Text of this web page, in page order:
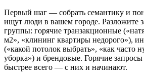
Первый шаг — собрать семантику и
ищут люди в вашем городе. Разложите
группы: горячие транзакционные
м2», «клининг квартиры недорого»),
(«какой потолок выбрать», «как часто
уборка») и брендовые. Горячие
быстрее всего — с них и начинают.